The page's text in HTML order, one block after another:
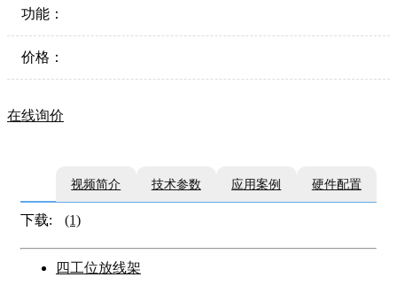
功能：
价格：
在线询价
视频简介 技术参数 应用案例 硬件配置
下载: (1)
四工位放线架